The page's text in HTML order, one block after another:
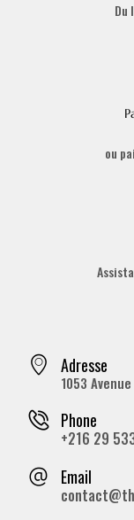
Du
ou
Adresse
1053
Phone
+216 29
Email